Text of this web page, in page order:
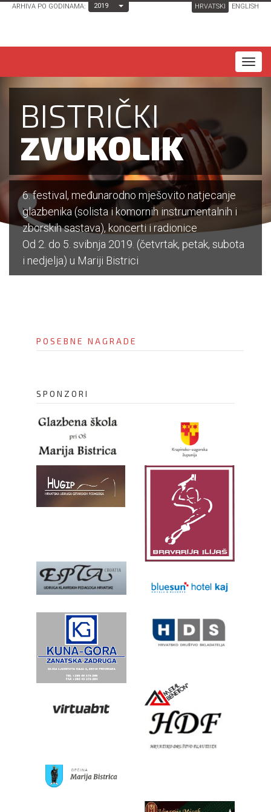
ARHIVA PO GODINAMA: 2019 Toggle Dropdown HRVATSKI ENGLISH
T
a
g
i
BISTRIČKI
ZVUKOLIK
6. festival, međunarodno mješovito natjecanje
glazbenika (solista i komornih instrumentalnih i
zborskih sastava), koncerti i radionice
Od 2. do 5. svibnja 2019. (četvrtak, petak, subota
i nedjelja) u Mariji Bistrici
POSEBNE NAGRADE
SPONZORI